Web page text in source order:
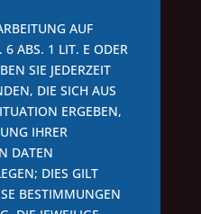
AUF
6 ABS. 1 LIT. E ODER
SIE JEDERZEIT
DIE SICH AUS
ERGEBEN,
IHRER
DATEN
DIES GILT
BESTIMMUNGEN